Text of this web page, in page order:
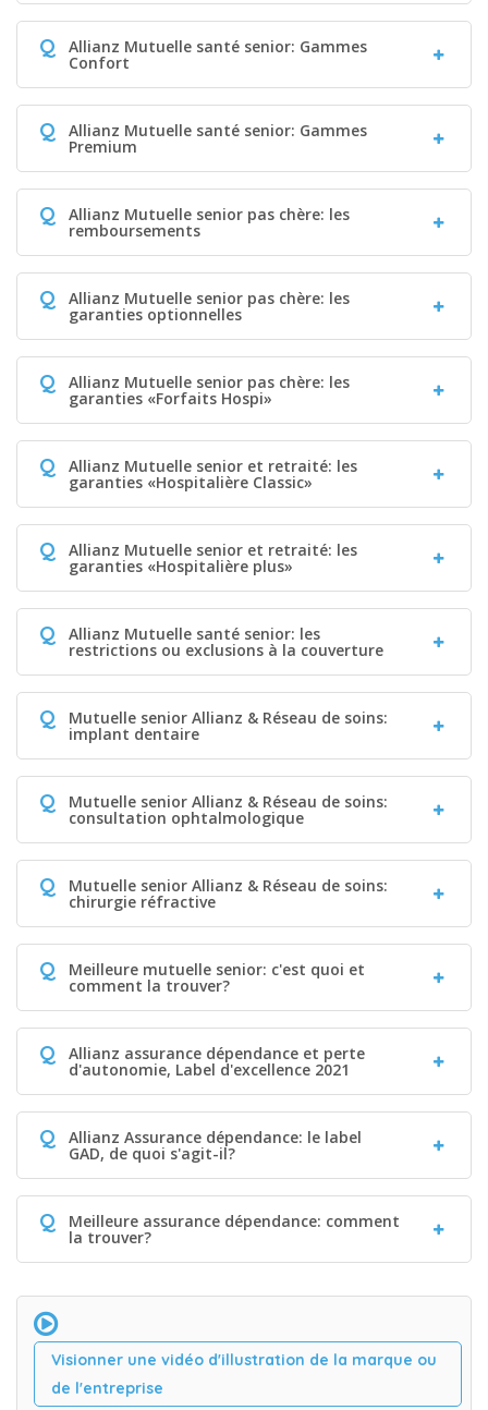
Q Allianz Mutuelle santé senior: Gammes
Confort
Q Allianz Mutuelle santé senior: Gammes
Premium
Q Allianz Mutuelle senior pas chère: les
remboursements
Q Allianz Mutuelle senior pas chère: les
garanties optionnelles
Q Allianz Mutuelle senior pas chère: les
garanties «Forfaits Hospi»
Q Allianz Mutuelle senior et retraité: les
garanties «Hospitalière Classic»
Q Allianz Mutuelle senior et retraité: les
garanties «Hospitalière plus»
Q Allianz Mutuelle santé senior: les
restrictions ou exclusions à la couverture
Q Mutuelle senior Allianz & Réseau de soins:
implant dentaire
Q Mutuelle senior Allianz & Réseau de soins:
consultation ophtalmologique
Q Mutuelle senior Allianz & Réseau de soins:
chirurgie réfractive
Q Meilleure mutuelle senior: c'est quoi et
comment la trouver?
Q Allianz assurance dépendance et perte
d'autonomie, Label d'excellence 2021
Q Allianz Assurance dépendance: le label
GAD, de quoi s'agit-il?
Q Meilleure assurance dépendance: comment
la trouver?
Visionner une vidéo d'illustration de la marque ou
de l'entreprise